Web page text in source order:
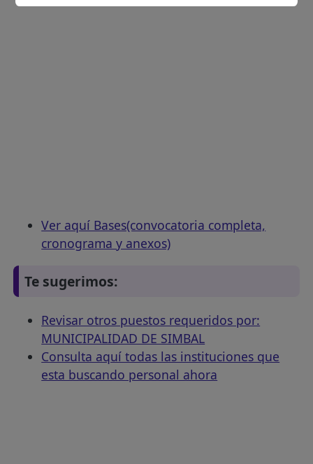
Ver aquí Bases(convocatoria completa,
cronograma y anexos)
Te sugerimos:
Revisar otros puestos requeridos por:
MUNICIPALIDAD DE SIMBAL
Consulta aquí todas las instituciones que
esta buscando personal ahora